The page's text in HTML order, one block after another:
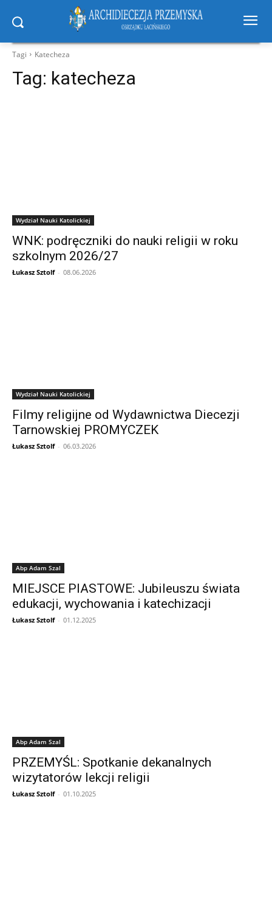
Tagi Katecheza
Tag: katecheza
Wydział Nauki Katolickiej
WNK: podręczniki do nauki religii w roku
szkolnym 2026/27
Łukasz Sztolf - 08.06.2026
Wydział Nauki Katolickiej
Filmy religijne od Wydawnictwa Diecezji
Tarnowskiej PROMYCZEK
Łukasz Sztolf - 06.03.2026
Abp Adam Szal
MIEJSCE PIASTOWE: Jubileuszu świata
edukacji, wychowania i katechizacji
Łukasz Sztolf - 01.12.2025
Abp Adam Szal
PRZEMYŚL: Spotkanie dekanalnych
wizytatorów lekcji religii
Łukasz Sztolf - 01.10.2025